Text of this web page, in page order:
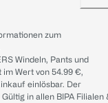
zum
Windeln, Pants und
Wert von 54.99 €,
einlösbar. Der
in allen BIPA Filialen